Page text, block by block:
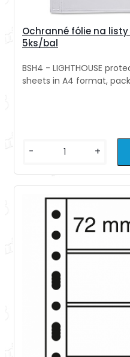
Ochranné fólie na
5ks/bal
BSH4 - LIGHTHOUSE
sheets in A4 format,
- +